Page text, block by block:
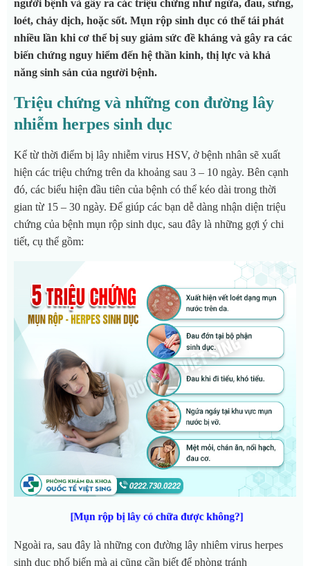
người bệnh và gây ra các triệu chứng như ngứa, đau, sưng,
loét, chảy dịch, hoặc sốt. Mụn rộp sinh dục có thể tái phát
nhiều lần khi cơ thể bị suy giảm sức đề kháng và gây ra các
biến chứng nguy hiểm đến hệ thần kinh, thị lực và khả
năng sinh sản của người bệnh.
Triệu chứng và những con đường lây
nhiễm herpes sinh dục
Kể từ thời điểm bị lây nhiễm virus HSV, ở bệnh nhân sẽ xuất
hiện các triệu chứng trên da khoảng sau 3 – 10 ngày. Bên cạnh
đó, các biểu hiện đầu tiên của bệnh có thể kéo dài trong thời
gian từ 15 – 30 ngày. Để giúp các bạn dễ dàng nhận diện triệu
chứng của bệnh mụn rộp sinh dục, sau đây là những gợi ý chi
tiết, cụ thể gồm:
[Mụn rộp bị lây có chữa được không?]
Ngoài ra, sau đây là những con đường lây nhiêm virus herpes
sinh dục phổ biến mà ai cũng cần biết để phòng tránh